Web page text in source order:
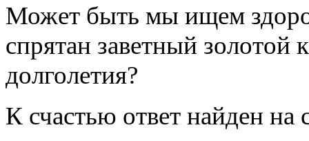
Может быть мы ищем
спрятан заветный золотой
долголетия?
К счастью ответ найден на